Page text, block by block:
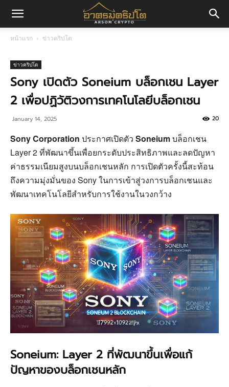
มค
ปโต
หน้าแรก ข่าวคริปโต
ข่าวคริปโต
Sony เปิดตัว Soneium บล็อกเชน Layer
2 เพื่อปฏิวัติวงการเทคโนโลยีบล็อกเชน
January 14, 2025 20
Sony Corporation ประกาศเปิดตัว Soneiumบล็อกเชน
Layer 2 ที่พัฒนาขึ้นเพื่อยกระดับประสิทธิภาพและลดปัญหา
ค่าธรรมเนียมสูงบนบล็อกเชนหลัก การเปิดตัวครั้งนี้สะท้อน
ถึงความมุ่งมั่นของ Sony ในการเข้าสู่วงการบล็อกเชนและ
พัฒนาเทคโนโลยีสำหรับการใช้งานในวงกว้าง
Soneium: Layer 2 ที่พัฒนาขึ้นเพื่อแก้
ปัญหาของบล็อกเชนหลัก